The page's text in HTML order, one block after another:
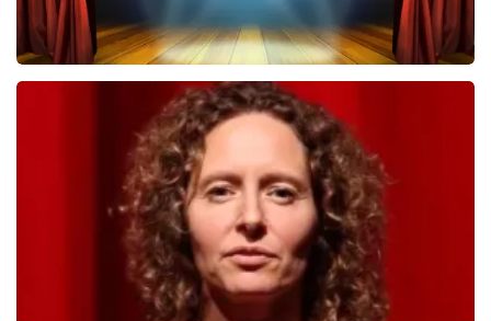
40 45 De Musical
laatste 30 minuten
BESTEL NU